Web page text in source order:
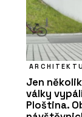
O
Jen
války
Ploština.